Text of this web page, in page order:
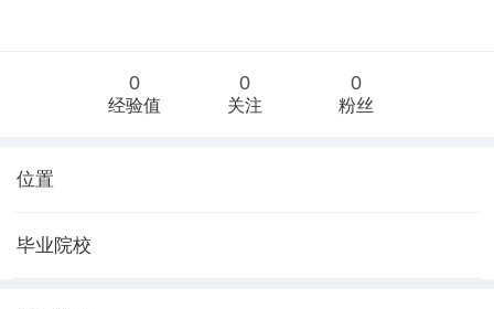
0
经验值
0
关注
0
粉丝
位置
毕业院校